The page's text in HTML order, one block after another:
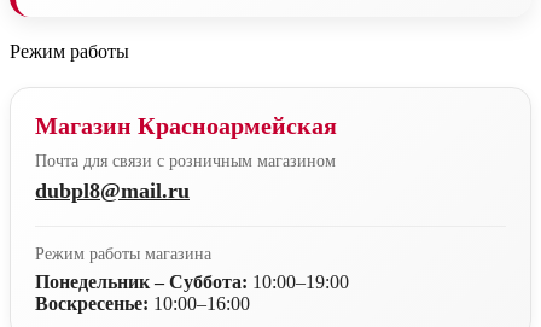
Режим работы
Магазин Красноармейская
Почта для связи с розничным магазином
dubpl8@mail.ru
Режим работы магазина
Понедельник – Суббота: 10:00–19:00
Воскресенье: 10:00–16:00